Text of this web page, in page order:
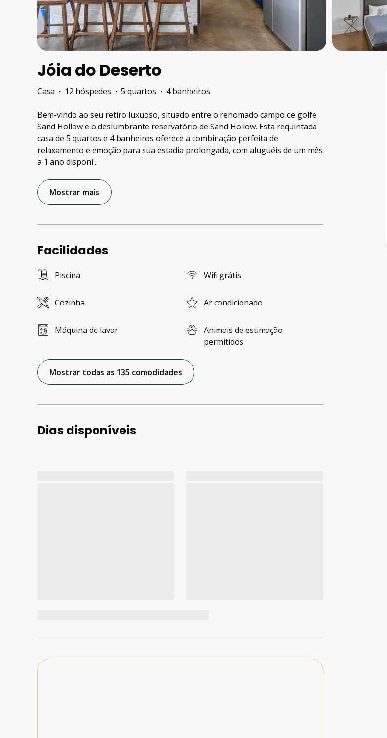
Jóia do Deserto
Casa · 12 hóspedes · 5 quartos · 4 banheiros
Bem-vindo ao seu retiro luxuoso, situado entre o renomado campo de golfe
Sand Hollow e o deslumbrante reservatório de Sand Hollow. Esta requintada
casa de 5 quartos e 4 banheiros oferece a combinação perfeita de
relaxamento e emoção para sua estadia prolongada, com aluguéis de um mês
a 1 ano disponí...
Mostrar mais
Facilidades
Piscina Wifi grátis
Cozinha Ar condicionado
Máquina de lavar
Animais de estimação
permitidos
Mostrar todas as 135 comodidades
Dias disponíveis